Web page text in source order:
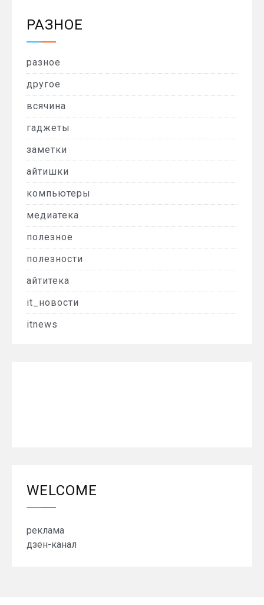
РАЗНОЕ
разное
другое
всячина
гаджеты
заметки
айтишки
компьютеры
медиатека
полезное
полезности
айтитека
it_новости
itnews
WELCOME
реклама
дзен-канал